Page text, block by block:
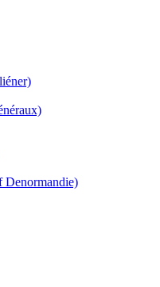
Denormandie)